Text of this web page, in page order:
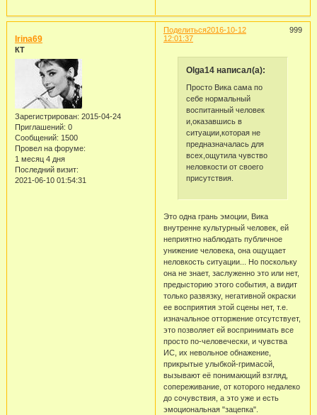
Поделиться 999
2016-10-12
12:01:37
Irina69
КТ
Зарегистрирован: 2015-04-24
Приглашений: 0
Сообщений: 1500
Провел на форуме:
1 месяц 4 дня
Последний визит:
2021-06-10 01:54:31
Olga14 написал(а):
Просто Вика сама по
себе нормальный
воспитанный человек
и,оказавшись в
ситуации,которая не
предназначалась для
всех,ощутила чувство
неловкости от своего
присутствия.
Это одна грань эмоции, Вика
внутренне культурный человек, ей
неприятно наблюдать публичное
унижение человека, она ощущает
неловкость ситуации... Но поскольку
она не знает, заслуженно это или нет,
предысторию этого события, а видит
только развязку, негативной окраски
ее восприятия этой сцены нет, т.е.
изначальное отторжение отсутствует,
это позволяет ей воспринимать все
просто по-человечески, и чувства
ИС, их невольное обнажение,
прикрытые улыбкой-гримасой,
вызывают её понимающий взгляд,
сопереживание, от которого недалеко
до сочувствия, а это уже и есть
эмоциональная "зацепка".